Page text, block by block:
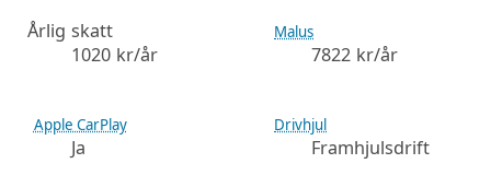
Årlig skatt
1020 kr/år
Malus
7822 kr/år
Apple CarPlay
Ja
Drivhjul
Framhjulsdrift